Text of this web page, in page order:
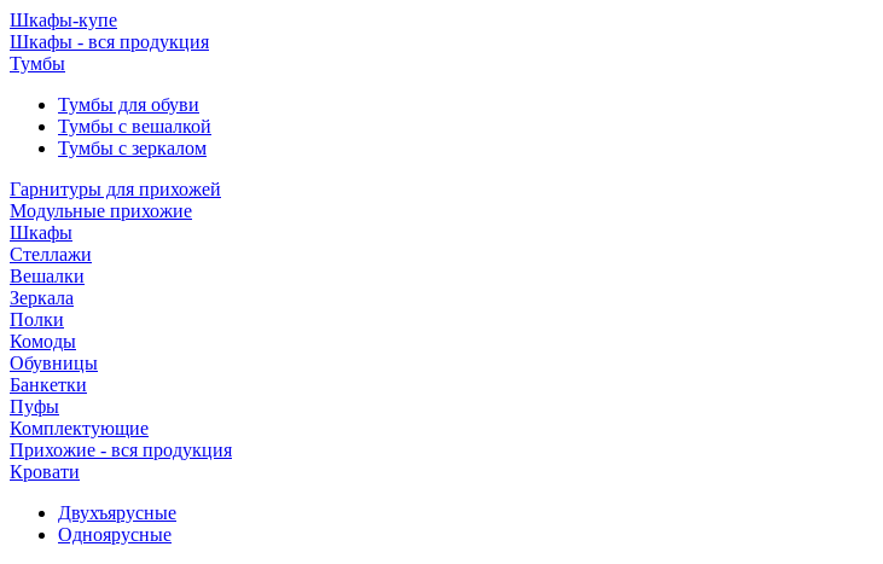
Шкафы-купе
Шкафы - вся продукция
Тумбы
Тумбы для обуви
Тумбы с вешалкой
Тумбы с зеркалом
Гарнитуры для прихожей
Модульные прихожие
Шкафы
Стеллажи
Вешалки
Зеркала
Полки
Комоды
Обувницы
Банкетки
Пуфы
Комплектующие
Прихожие - вся продукция
Кровати
Двухъярусные
Одноярусные